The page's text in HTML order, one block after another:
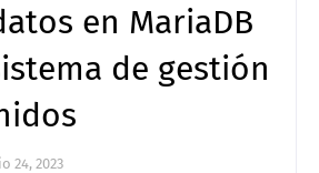
en MariaDB
de gestión
24, 2023